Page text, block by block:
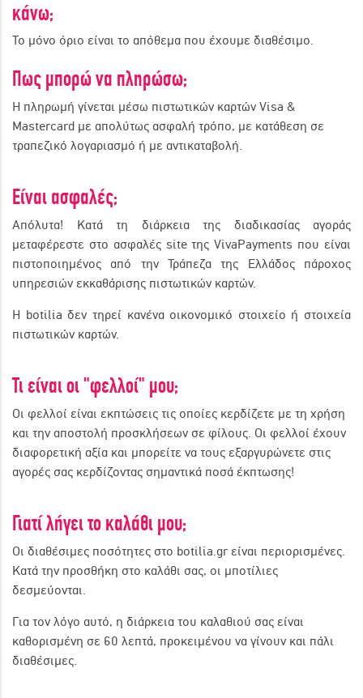
κάνω;
Το μόνο όριο είναι το απόθεμα που έχουμε διαθέσιμο.
Πως μπορώ να πληρώσω;
Η πληρωμή γίνεται μέσω πιστωτικών καρτών Visa &
Mastercard με απολύτως ασφαλή τρόπο, με κατάθεση σε
τραπεζικό λογαριασμό ή με αντικαταβολή.
Είναι ασφαλές;
Απόλυτα! Κατά τη διάρκεια της διαδικασίας αγοράς
μεταφέρεστε στο ασφαλές site της VivaPayments που είναι
πιστοποιημένος από την Τράπεζα της Ελλάδος πάροχος
υπηρεσιών εκκαθάρισης πιστωτικών καρτών.
Η botilia δεν τηρεί κανένα οικονομικό στοιχείο ή στοιχεία
πιστωτικών καρτών.
Τι είναι οι "φελλοί" μου;
Οι φελλοί είναι εκπτώσεις τις οποίες κερδίζετε με τη χρήση
και την αποστολή προσκλήσεων σε φίλους. Οι φελλοί έχουν
διαφορετική αξία και μπορείτε να τους εξαργυρώνετε στις
αγορές σας κερδίζοντας σημαντικά ποσά έκπτωσης!
Γιατί λήγει το καλάθι μου;
Οι διαθέσιμες ποσότητες στο botilia.gr είναι περιορισμένες.
Κατά την προσθήκη στο καλάθι σας, οι μποτίλιες
δεσμεύονται.
Για τον λόγο αυτό, η διάρκεια του καλαθιού σας είναι
καθορισμένη σε 60 λεπτά, προκειμένου να γίνουν και πάλι
διαθέσιμες.